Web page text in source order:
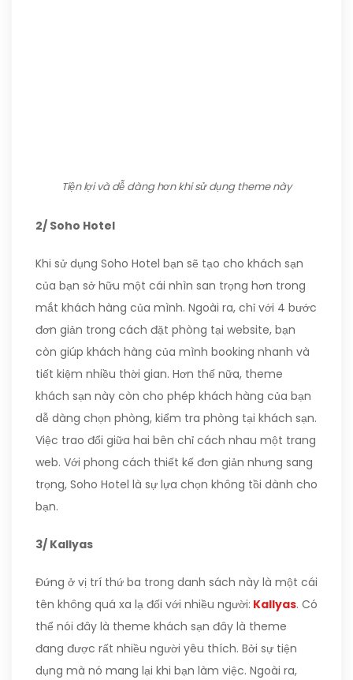
Tiện lợi và dễ dàng hơn khi sử dụng theme này
2/ Soho Hotel
Khi sử dụng Soho Hotel bạn sẽ tạo cho khách sạn
của bạn sở hữu một cái nhìn san trọng hơn trong
mắt khách hàng của mình. Ngoài ra, chỉ với 4 bước
đơn giản trong cách đặt phòng tại website, bạn
còn giúp khách hàng của mình booking nhanh và
tiết kiệm nhiều thời gian. Hơn thế nữa, theme
khách sạn này còn cho phép khách hàng của bạn
dễ dàng chọn phòng, kiểm tra phòng tại khách sạn.
Việc trao đổi giữa hai bên chỉ cách nhau một trang
web. Với phong cách thiết kế đơn giản nhưng sang
trọng, Soho Hotel là sự lựa chọn không tồi dành cho
bạn.
3/ Kallyas
Đứng ở vị trí thứ ba trong danh sách này là một cái
tên không quá xa lạ đối với nhiều người: Kallyas. Có
thể nói đây là theme khách sạn đây là theme
đang được rất nhiều người yêu thích. Bởi sự tiện
dụng mà nó mang lại khi bạn làm việc. Ngoài ra,